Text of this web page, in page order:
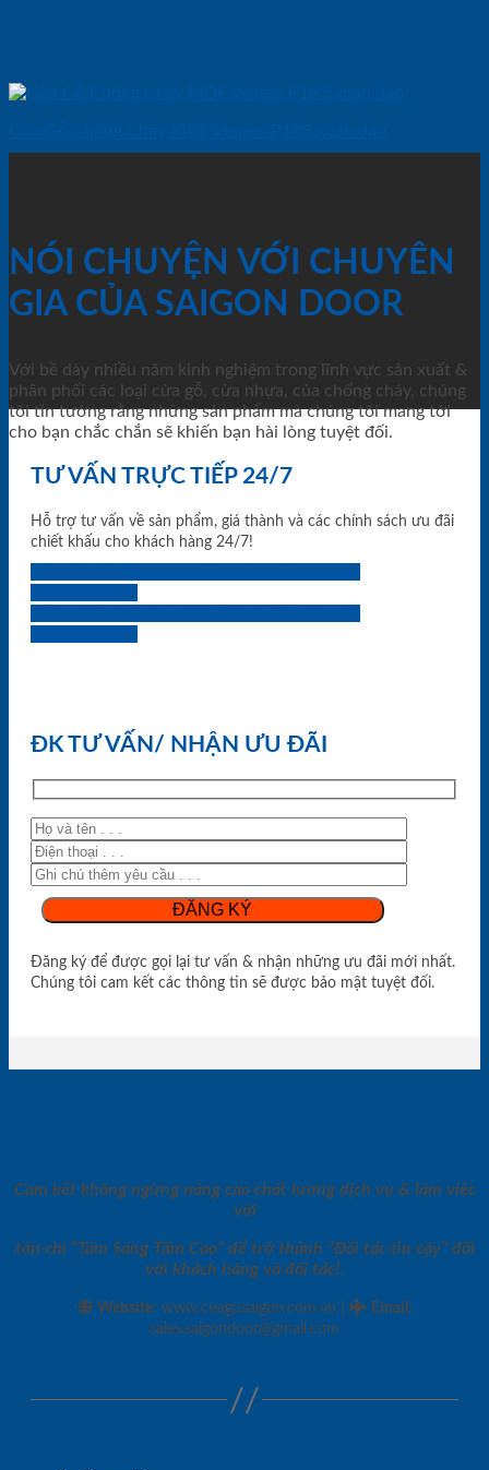
Cửa Gỗ Chống Cháy MDF Veneer P1R5 xoan dao
NÓI CHUYỆN VỚI CHUYÊN
GIA CỦA SAIGON DOOR
Với bề dày nhiều năm kinh nghiệm trong lĩnh vực sản xuất &
phân phối các loại cửa gỗ, cửa nhựa, của chống cháy, chúng
tôi tin tưởng rằng những sản phẩm mà chúng tôi mang tới
cho bạn chắc chắn sẽ khiến bạn hài lòng tuyệt đối.
TƯ VẤN TRỰC TIẾP 24/7
Hỗ trợ tư vấn về sản phẩm, giá thành và các chính sách ưu đãi
chiết khấu cho khách hàng 24/7!
ĐK TƯ VẤN/ NHẬN ƯU ĐÃI
Đăng ký để được gọi lại tư vấn & nhận những ưu đãi mới nhất.
Chúng tôi cam kết các thông tin sẽ được bảo mật tuyệt đối.
Cam kết không ngừng nâng cao chất lượng dịch vụ & làm việc
với
tôn chỉ “Tâm Sáng Tầm Cao” để trở thành “Đối tác tin cậy” đối
với khách hàng và đối tác!.
Website: www.cuagosaigon.com.vn Email :
sales.saigondoor@gmail.com